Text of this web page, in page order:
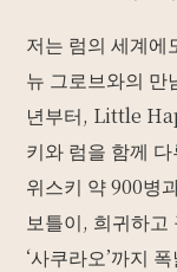
저는 럼의 세계
뉴 그로브와의
년부터, Little
키와 럼을 함께
위스키 약 900병
보틀이, 희귀하
‘사쿠라오’까지